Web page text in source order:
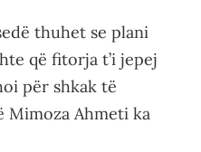
thuhet se plani
që fitorja t’i jepej
për shkak të
Ahmeti ka